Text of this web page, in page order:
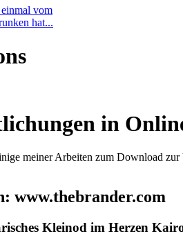
vom
hat...
in
meiner Arbeiten zum Download zur
www.thebrander.com
Kleinod im Herzen